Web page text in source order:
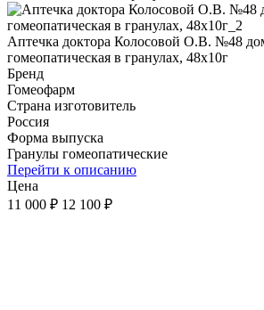
Аптечка доктора Колосовой О.В. №48
гомеопатическая в гранулах, 48х10г
Бренд
Гомеофарм
Страна изготовитель
Россия
Форма выпуска
Гранулы гомеопатические
Перейти к описанию
Цена
11 000 ₽ 12 100 ₽